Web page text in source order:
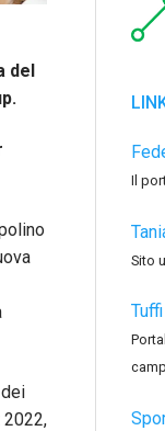
del
Il
Sito